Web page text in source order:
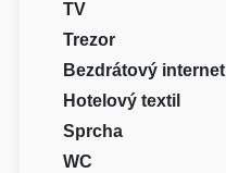
TV
Trezor
Bezdrátový internet
Hotelový textil
Sprcha
WC